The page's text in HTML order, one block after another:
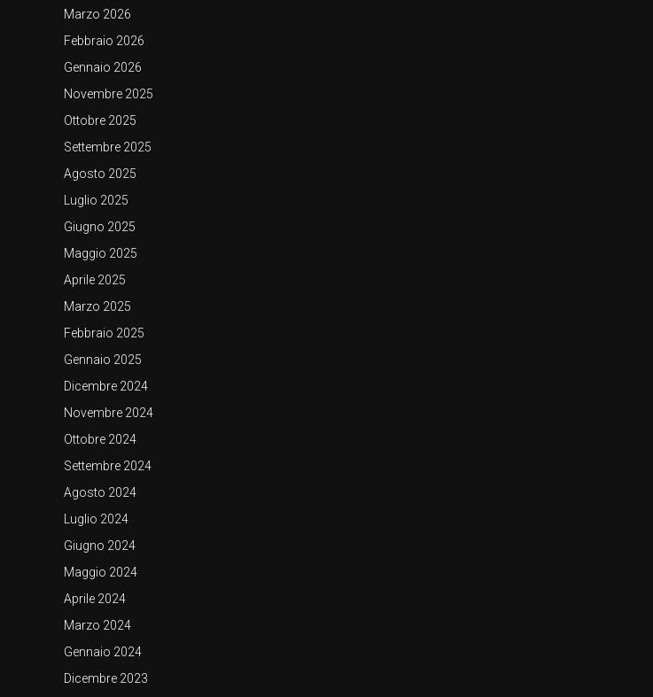
Marzo 2026
Febbraio 2026
Gennaio 2026
Novembre 2025
Ottobre 2025
Settembre 2025
Agosto 2025
Luglio 2025
Giugno 2025
Maggio 2025
Aprile 2025
Marzo 2025
Febbraio 2025
Gennaio 2025
Dicembre 2024
Novembre 2024
Ottobre 2024
Settembre 2024
Agosto 2024
Luglio 2024
Giugno 2024
Maggio 2024
Aprile 2024
Marzo 2024
Gennaio 2024
Dicembre 2023